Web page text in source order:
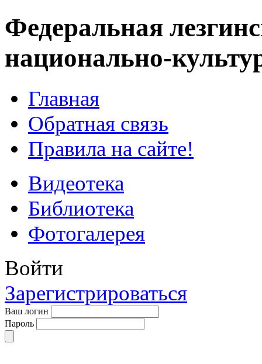
Федеральная
национально-
Главная
Обратная связь
Правила на сайте!
Видеотека
Библиотека
Фотогалерея
Войти
Зарегистрироваться
Ваш логин
Пароль